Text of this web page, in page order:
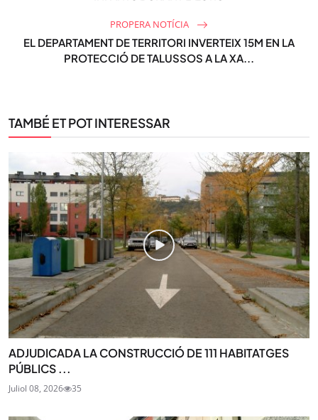
PROPERA NOTÍCIA
EL DEPARTAMENT DE TERRITORI INVERTEIX 15M EN LA
PROTECCIÓ DE TALUSSOS A LA XA...
TAMBÉ ET POT INTERESSAR
ADJUDICADA LA CONSTRUCCIÓ DE 111 HABITATGES
PÚBLICS ...
Juliol 08, 2026 35